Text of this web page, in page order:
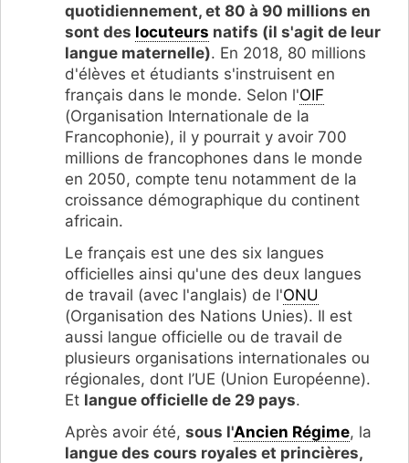
quotidiennement, et 80 à 90 millions en
sont des locuteurs natifs (il s'agit de leur
langue maternelle). En 2018, 80 millions
d'élèves et étudiants s'instruisent en
français dans le monde. Selon l'OIF
(Organisation Internationale de la
Francophonie), il y pourrait y avoir 700
millions de francophones dans le monde
en 2050, compte tenu notamment de la
croissance démographique du continent
africain.
Le français est une des six langues
officielles ainsi qu'une des deux langues
de travail (avec l'anglais) de l'ONU
(Organisation des Nations Unies). Il est
aussi langue officielle ou de travail de
plusieurs organisations internationales ou
régionales, dont l’UE (Union Européenne).
Et langue officielle de 29 pays.
Après avoir été, sous l'Ancien Régime, la
langue des cours royales et princières,